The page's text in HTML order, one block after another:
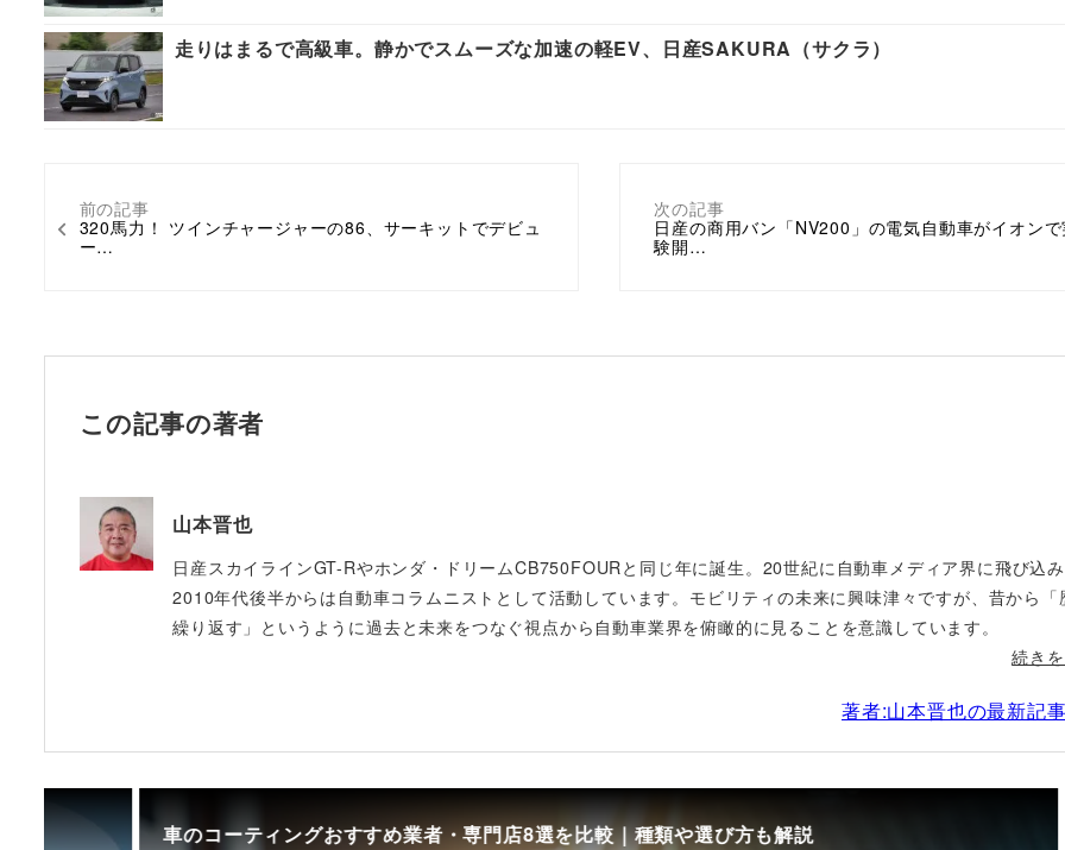
前の記事
320馬力！ ツインチャージャーの86、サーキットでデビュ
ー…
次の記事
日産の商用バン「NV200」の電気自動車がイオン
験開…
走りはまるで高級車。静かでスムーズな加速の軽EV、日産SAKURA（サクラ）
この記事の著者
山本晋也
日産スカイラインGT-Rやホンダ・ドリームCB750FOURと同じ年に誕生。20世紀に自動車メディア界に飛び込
2010年代後半からは自動車コラムニストとして活動しています。モビリティの未来に興味津々ですが、昔から「
繰り返す」というように過去と未来をつなぐ視点から自動車業界を俯瞰的に見ることを意識しています。
続き
著者:山本晋也の最新記
車のコーティングおすすめ業者・専門店8選を比較｜種類や選び方も解説